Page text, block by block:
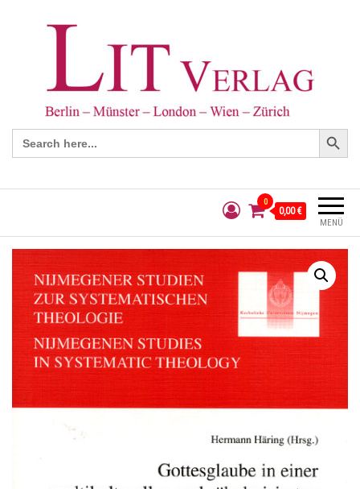
Search
for:
Search Button
MENÜ
0
0,00 €